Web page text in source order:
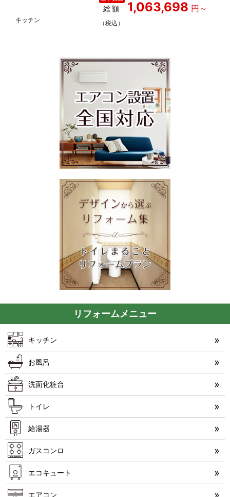
総額 1,063,698
リフォームメニュー
キッチン
お風呂
洗面化粧台
トイレ
給湯器
ガスコンロ
エコキュート
エアコン